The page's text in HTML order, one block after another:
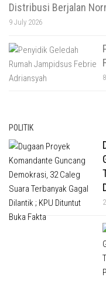
Distribusi Berjalan
9 July 2026
POLITIK